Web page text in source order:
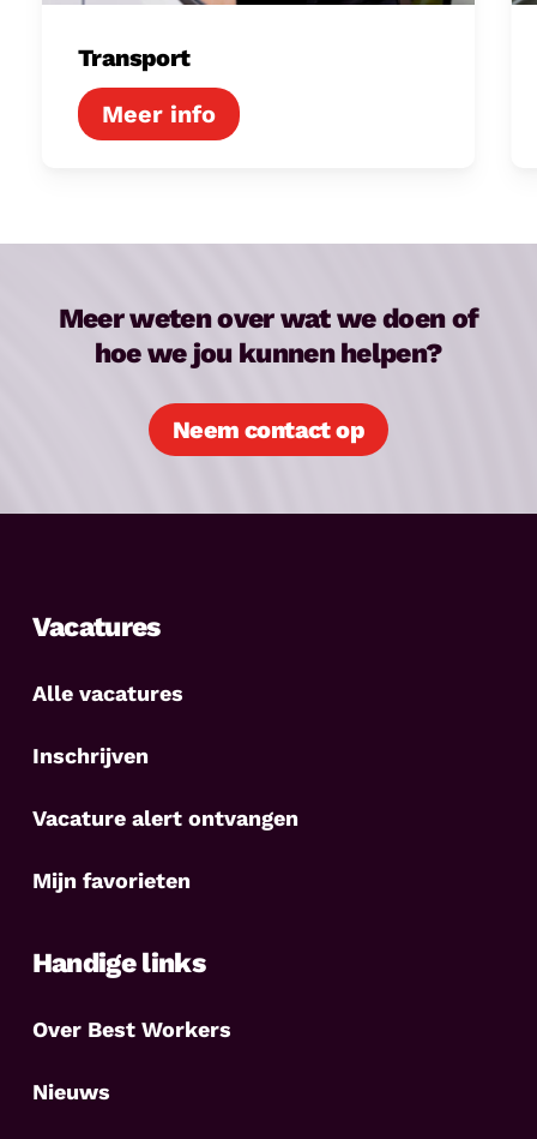
Transport
Meer weten over wat we doen of
hoe we jou kunnen helpen?
Neem contact op
Vacatures
Alle vacatures
Inschrijven
Vacature alert ontvangen
Mijn favorieten
Handige links
Over Best Workers
Nieuws